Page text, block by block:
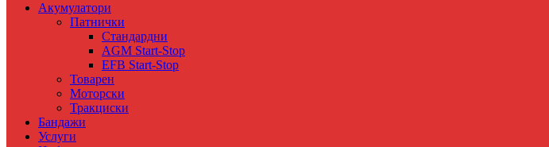
Акумулатори
Патнички
Стандардни
AGM Start-Stop
EFB Start-Stop
Товарен
Моторски
Тракциски
Бандажи
Услуги